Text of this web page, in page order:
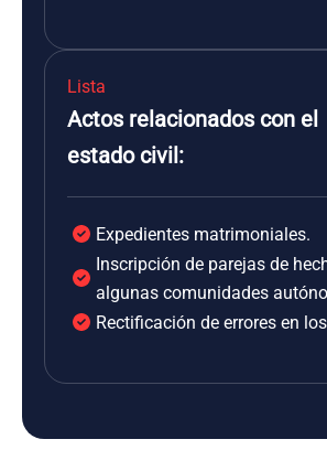
Lista
Actos relacionados con el
estado civil:
Expedientes matrimoniales.
Inscripción de parejas de
algunas comunidades
Rectificación de errores en